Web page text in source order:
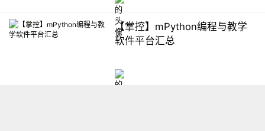
【掌控】mPython编程与教学
软件平台汇总